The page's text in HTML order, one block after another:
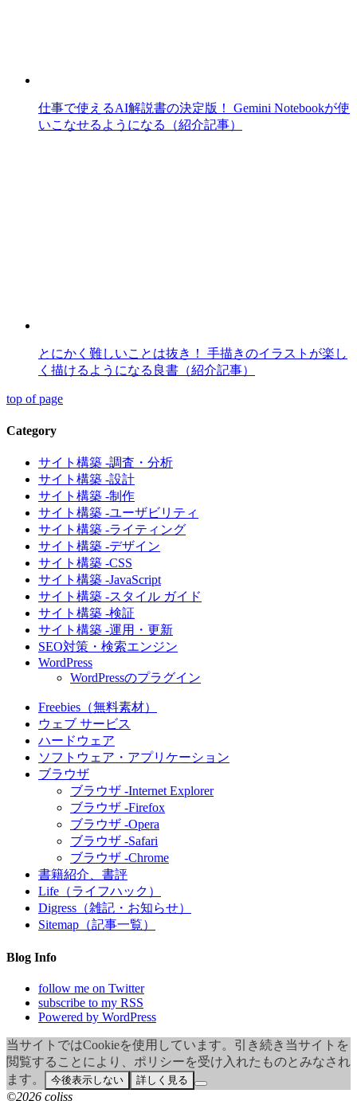
仕事で使えるAI解説書の決定版！ Gemini Notebookが使
いこなせるようになる（紹介記事）
とにかく難しいことは抜き！ 手描きのイラストが楽し
く描けるようになる良書（紹介記事）
top of page
Category
サイト構築 -調査・分析
サイト構築 -設計
サイト構築 -制作
サイト構築 -ユーザビリティ
サイト構築 -ライティング
サイト構築 -デザイン
サイト構築 -CSS
サイト構築 -JavaScript
サイト構築 -スタイル ガイド
サイト構築 -検証
サイト構築 -運用・更新
SEO対策・検索エンジン
WordPress
WordPressのプラグイン
Freebies（無料素材）
ウェブ サービス
ハードウェア
ソフトウェア・アプリケーション
ブラウザ
ブラウザ -Internet Explorer
ブラウザ -Firefox
ブラウザ -Opera
ブラウザ -Safari
ブラウザ -Chrome
書籍紹介、書評
Life（ライフハック）
Digress（雑記・お知らせ）
Sitemap（記事一覧）
Blog Info
follow me on Twitter
subscribe to my RSS
Powered by WordPress
当サイトではCookieを使用しています。引き続き当サイトを
閲覧することにより、ポリシーを受け入れたものとみなされ
ます。
今後表示しない 詳しく見る
©2026 coliss